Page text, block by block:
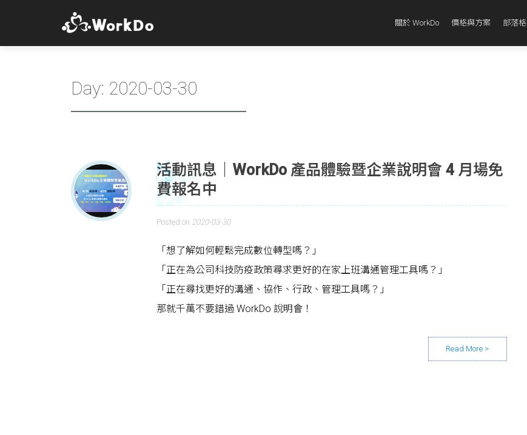
關於 WorkDo 價格與方案 部落格
Day: 2020-03-30
活動訊息｜WorkDo 產品體驗暨企業說明會 4 月場免
費報名中
Posted on 2020-03-30
「想了解如何輕鬆完成數位轉型嗎？」
「正在為公司科技防疫政策尋求更好的在家上班溝通管理工具嗎？」
「正在尋找更好的溝通、協作、行政、管理工具嗎？」
那就千萬不要錯過 WorkDo 說明會！